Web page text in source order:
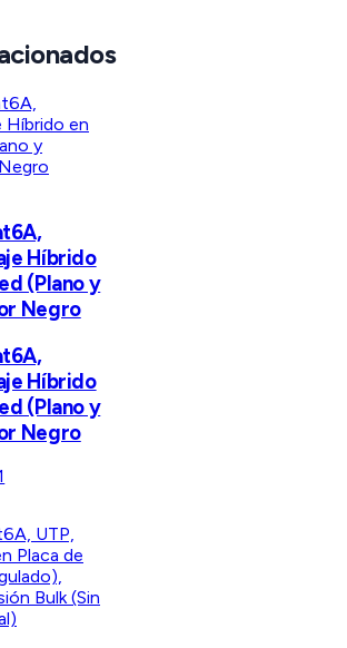
Híbrido
(Plano y
Negro
Híbrido
(Plano y
Negro